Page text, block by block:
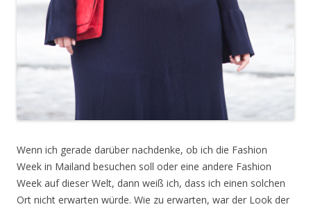
Wenn ich gerade darüber nachdenke, ob ich die Fashion
Week in Mailand besuchen soll oder eine andere Fashion
Week auf dieser Welt, dann weiß ich, dass ich einen solchen
Ort nicht erwarten würde. Wie zu erwarten, war der Look der